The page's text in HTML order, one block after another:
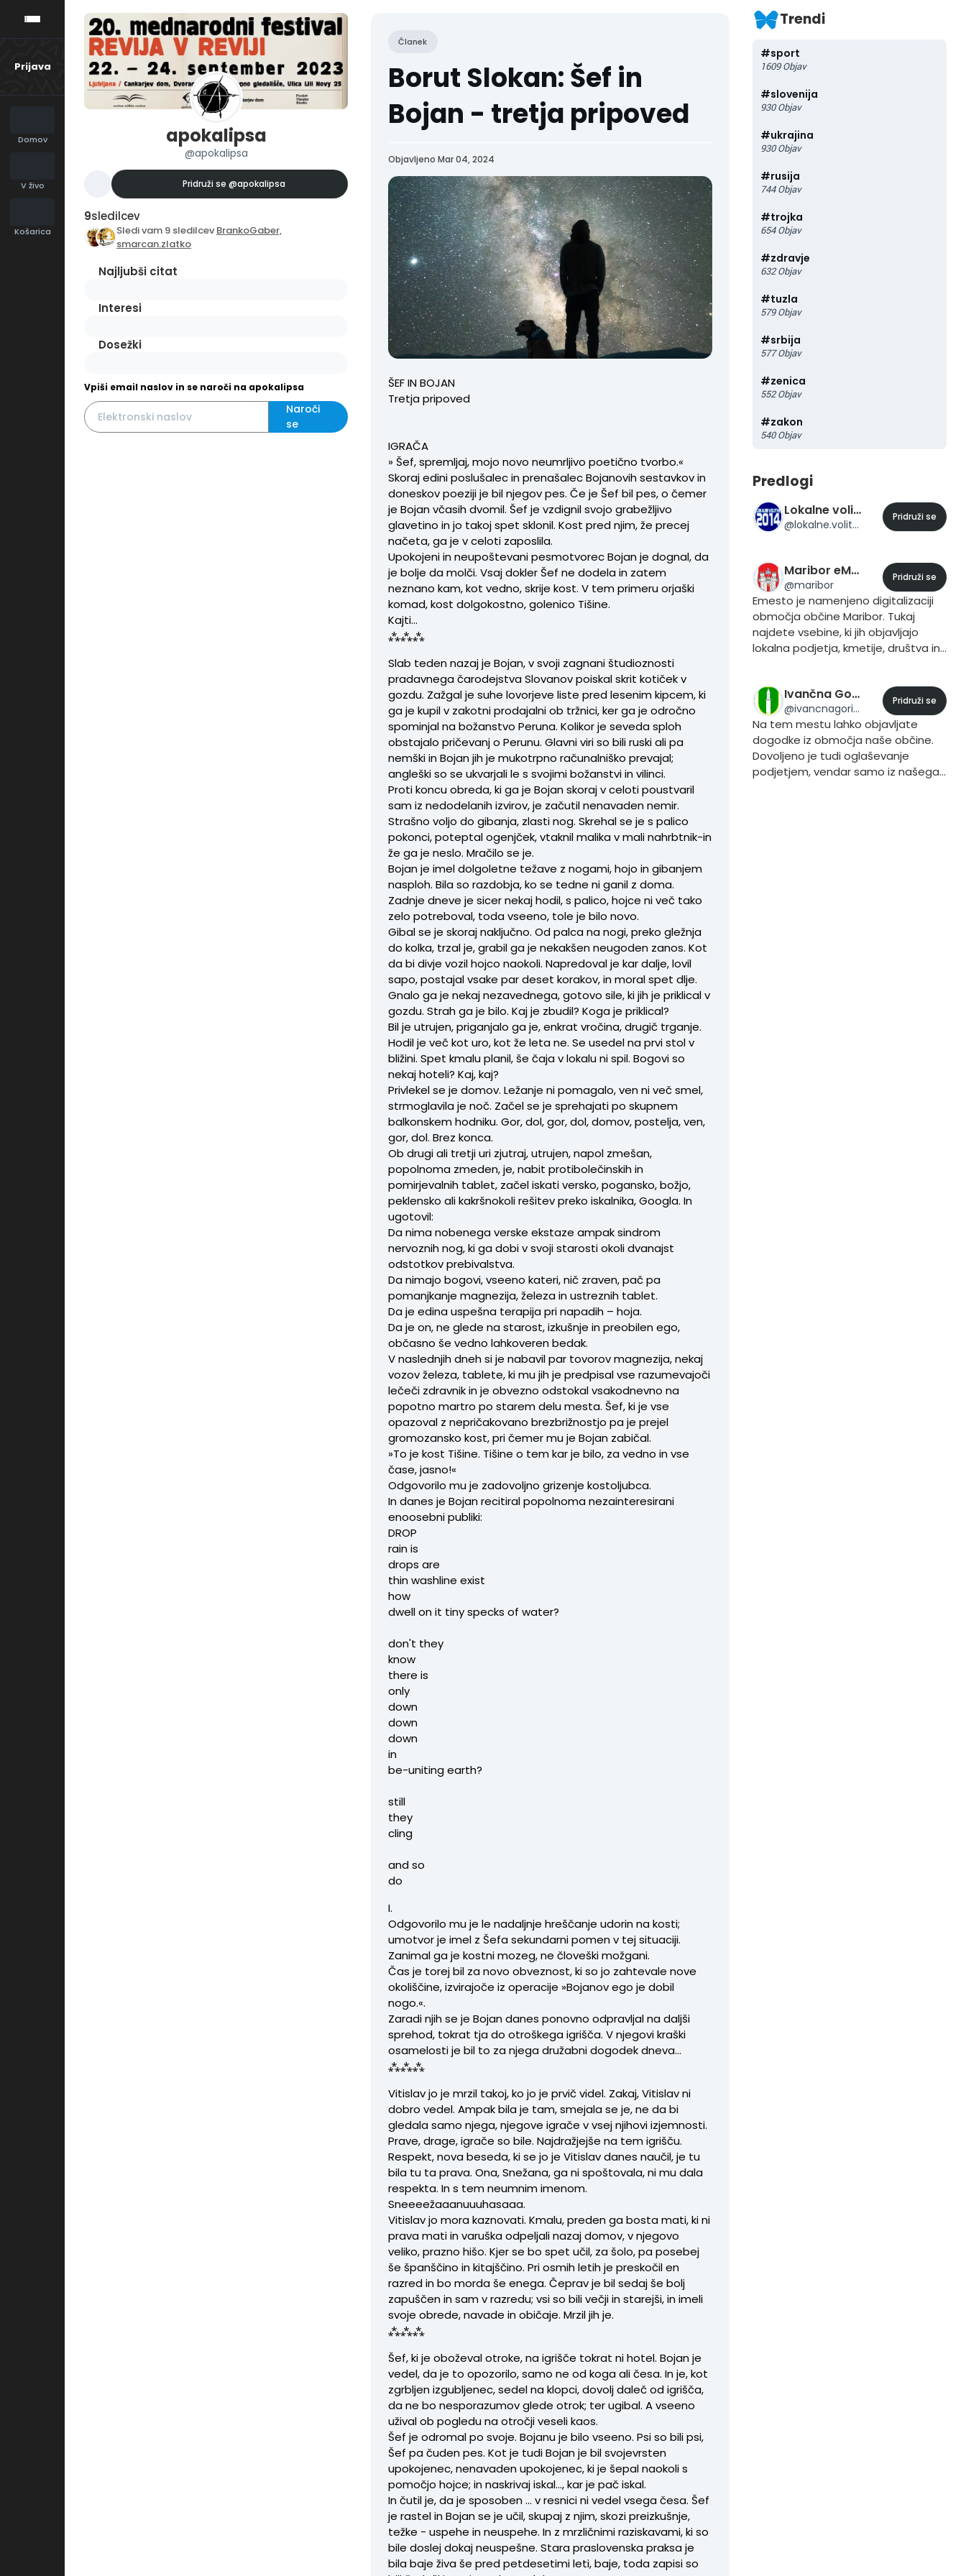
Prijava
Domov
V živo
Košarica
apokalipsa
@apokalipsa
Pridruži se @apokalipsa
9sledilcev
Sledi vam 9 sledilcev BrankoGaber,
smarcan.zlatko
Najljubši citat
Interesi
Dosežki
Vpiši email naslov in se naroči na apokalipsa
Naroči
se
Članek
Borut Slokan: Šef in
Bojan - tretja pripoved
Objavljeno Mar 04, 2024
ŠEF IN BOJAN
Tretja pripoved
IGRAČA
» Šef, spremljaj, mojo novo neumrljivo poetično tvorbo.«
Skoraj edini poslušalec in prenašalec Bojanovih sestavkov in
doneskov poeziji je bil njegov pes. Če je Šef bil pes, o čemer
je Bojan včasih dvomil. Šef je vzdignil svojo grabežljivo
glavetino in jo takoj spet sklonil. Kost pred njim, že precej
načeta, ga je v celoti zaposlila.
Upokojeni in neupoštevani pesmotvorec Bojan je dognal, da
je bolje da molči. Vsaj dokler Šef ne dodela in zatem
neznano kam, kot vedno, skrije kost. V tem primeru orjaški
komad, kost dolgokostno, golenico Tišine.
Kajti…
⁂⁂⁂
Slab teden nazaj je Bojan, v svoji zagnani študioznosti
pradavnega čarodejstva Slovanov poiskal skrit kotiček v
gozdu. Zažgal je suhe lovorjeve liste pred lesenim kipcem, ki
ga je kupil v zakotni prodajalni ob tržnici, ker ga je odročno
spominjal na božanstvo Peruna. Kolikor je seveda sploh
obstajalo pričevanj o Perunu. Glavni viri so bili ruski ali pa
nemški in Bojan jih je mukotrpno računalniško prevajal;
angleški so se ukvarjali le s svojimi božanstvi in vilinci.
Proti koncu obreda, ki ga je Bojan skoraj v celoti poustvaril
sam iz nedodelanih izvirov, je začutil nenavaden nemir.
Strašno voljo do gibanja, zlasti nog. Skrehal se je s palico
pokonci, poteptal ogenjček, vtaknil malika v mali nahrbtnik-in
že ga je neslo. Mračilo se je.
Bojan je imel dolgoletne težave z nogami, hojo in gibanjem
nasploh. Bila so razdobja, ko se tedne ni ganil z doma.
Zadnje dneve je sicer nekaj hodil, s palico, hojce ni več tako
zelo potreboval, toda vseeno, tole je bilo novo.
Gibal se je skoraj naključno. Od palca na nogi, preko gležnja
do kolka, trzal je, grabil ga je nekakšen neugoden zanos. Kot
da bi divje vozil hojco naokoli. Napredoval je kar dalje, lovil
sapo, postajal vsake par deset korakov, in moral spet dlje.
Gnalo ga je nekaj nezavednega, gotovo sile, ki jih je priklical v
gozdu. Strah ga je bilo. Kaj je zbudil? Koga je priklical?
Bil je utrujen, priganjalo ga je, enkrat vročina, drugič trganje.
Hodil je več kot uro, kot že leta ne. Se usedel na prvi stol v
bližini. Spet kmalu planil, še čaja v lokalu ni spil. Bogovi so
nekaj hoteli? Kaj, kaj?
Privlekel se je domov. Ležanje ni pomagalo, ven ni več smel,
strmoglavila je noč. Začel se je sprehajati po skupnem
balkonskem hodniku. Gor, dol, gor, dol, domov, postelja, ven,
gor, dol. Brez konca.
Ob drugi ali tretji uri zjutraj, utrujen, napol zmešan,
popolnoma zmeden, je, nabit protibolečinskih in
pomirjevalnih tablet, začel iskati versko, pogansko, božjo,
peklensko ali kakršnokoli rešitev preko iskalnika, Googla. In
ugotovil:
Da nima nobenega verske ekstaze ampak sindrom
nervoznih nog, ki ga dobi v svoji starosti okoli dvanajst
odstotkov prebivalstva.
Da nimajo bogovi, vseeno kateri, nič zraven, pač pa
pomanjkanje magnezija, železa in ustreznih tablet.
Da je edina uspešna terapija pri napadih – hoja.
Da je on, ne glede na starost, izkušnje in preobilen ego,
občasno še vedno lahkoveren bedak.
V naslednjih dneh si je nabavil par tovorov magnezija, nekaj
vozov železa, tablete, ki mu jih je predpisal vse razumevajoči
lečeči zdravnik in je obvezno odstokal vsakodnevno na
popotno martro po starem delu mesta. Šef, ki je vse
opazoval z nepričakovano brezbrižnostjo pa je prejel
gromozansko kost, pri čemer mu je Bojan zabičal.
»To je kost Tišine. Tišine o tem kar je bilo, za vedno in vse
čase, jasno!«
Odgovorilo mu je zadovoljno grizenje kostoljubca.
In danes je Bojan recitiral popolnoma nezainteresirani
enoosebni publiki:
DROP
rain is
drops are
thin washline exist
how
dwell on it tiny specks of water?
don't they
know
there is
only
down
down
down
in
be-uniting earth?
still
they
cling
and so
do
I.
Odgovorilo mu je le nadaljnje hreščanje udorin na kosti;
umotvor je imel z Šefa sekundarni pomen v tej situaciji.
Zanimal ga je kostni mozeg, ne človeški možgani.
Čas je torej bil za novo obveznost, ki so jo zahtevale nove
okoliščine, izvirajoče iz operacije »Bojanov ego je dobil
nogo.«.
Zaradi njih se je Bojan danes ponovno odpravljal na daljši
sprehod, tokrat tja do otroškega igrišča. V njegovi kraški
osamelosti je bil to za njega družabni dogodek dneva…
⁂⁂⁂
Vitislav jo je mrzil takoj, ko jo je prvič videl. Zakaj, Vitislav ni
dobro vedel. Ampak bila je tam, smejala se je, ne da bi
gledala samo njega, njegove igrače v vsej njihovi izjemnosti.
Prave, drage, igrače so bile. Najdražjejše na tem igrišču.
Respekt, nova beseda, ki se jo je Vitislav danes naučil, je tu
bila tu ta prava. Ona, Snežana, ga ni spoštovala, ni mu dala
respekta. In s tem neumnim imenom.
Sneeeežaaanuuuhasaaa.
Vitislav jo mora kaznovati. Kmalu, preden ga bosta mati, ki ni
prava mati in varuška odpeljali nazaj domov, v njegovo
veliko, prazno hišo. Kjer se bo spet učil, za šolo, pa posebej
še španščino in kitajščino. Pri osmih letih je preskočil en
razred in bo morda še enega. Čeprav je bil sedaj še bolj
zapuščen in sam v razredu; vsi so bili večji in starejši, in imeli
svoje obrede, navade in običaje. Mrzil jih je.
⁂⁂⁂
Šef, ki je oboževal otroke, na igrišče tokrat ni hotel. Bojan je
vedel, da je to opozorilo, samo ne od koga ali česa. In je, kot
zgrbljen izgubljenec, sedel na klopci, dovolj daleč od igrišča,
da ne bo nesporazumov glede otrok; ter ugibal. A vseeno
užival ​​ob pogledu na otročji veseli kaos.
Šef je odromal po svoje. Bojanu je bilo vseeno. Psi so bili psi,
Šef pa čuden pes. Kot je tudi Bojan je bil svojevrsten
upokojenec, nenavaden upokojenec, ki je šepal naokoli s
pomočjo hojce; in naskrivaj iskal…, kar je pač iskal.
In čutil je, da je sposoben ... v resnici ni vedel vsega česa. Šef
je rastel in Bojan se je učil, skupaj z njim, skozi preizkušnje,
težke - uspehe in neuspehe. In z mrzličnimi raziskavami, ki so
bile doslej dokaj neuspešne. Stara praslovenska praksa je
bila baje živa še pred petdesetimi leti, baje, toda zapisi so
Trendi
#sport
1609 Objav
#slovenija
930 Objav
#ukrajina
930 Objav
#rusija
744 Objav
#trojka
654 Objav
#zdravje
632 Objav
#tuzla
579 Objav
#srbija
577 Objav
#zenica
552 Objav
#zakon
540 Objav
Predlogi
Lokalne volitve 2014
@lokalne.volitve.2014
Pridruži se
Maribor eMesto
@maribor
Pridruži se
Emesto je namenjeno digitalizaciji
območja občine Maribor. Tukaj
najdete vsebine, ki jih objavljajo
lokalna podjetja, kmetije, društva in
pri objavljanju vsebine dodate trend
#Maribor.
Ivančna Gorica eMesto
@ivancnagorica
Pridruži se
Na tem mestu lahko objavljate
dogodke iz območja naše občine.
Dovoljeno je tudi oglaševanje
podjetjem, vendar samo iz našega